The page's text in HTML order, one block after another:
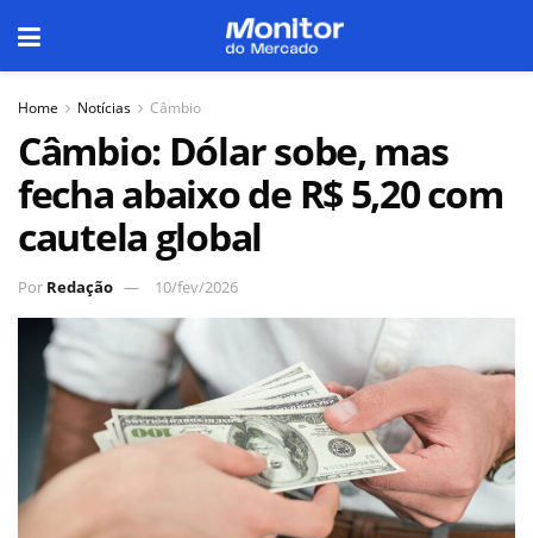
Home Notícias Câmbio
Câmbio: Dólar sobe, mas
fecha abaixo de R$ 5,20 com
cautela global
Por Redação 10/fev/2026